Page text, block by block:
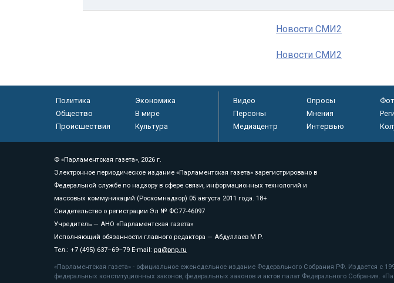
Новости СМИ2
Новости СМИ2
Политика
Экономика
Общество
В мире
Происшествия
Культура
Видео Опросы
Персоны
Мнения
Медиацентр
Интервью
© «Парламентская газета», 2026 г.
Электронное периодическое издание «Парламентская газета» зарегистрировано в
Федеральной службе по надзору в сфере связи, информационных технологий и
массовых коммуникаций (Роскомнадзор) 05 августа 2011 года. 18+
Свидетельство о регистрации Эл № ФС77-46097
Учредитель — АНО «Парламентская газета»
Исполняющий обязанности главного редактора — Абдуллаев М.Р.
Тел.: +7 (495) 637–69–79 E-mail: pg@pnp.ru
«Парламентская газета» - официальное еженедельное издание Федерального Собрания РФ. Издается с
федеральных конституционных законов, федеральных законов и актов палат Федерального Собрания.